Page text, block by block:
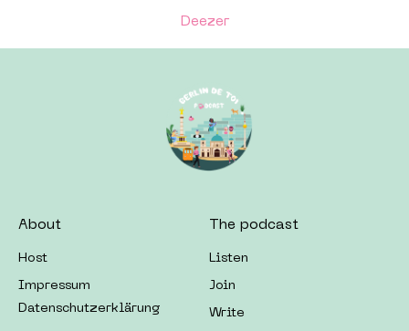
Deezer
About
Host
Impressum
Datenschutzerklärung
The podcast
Listen
Join
Write